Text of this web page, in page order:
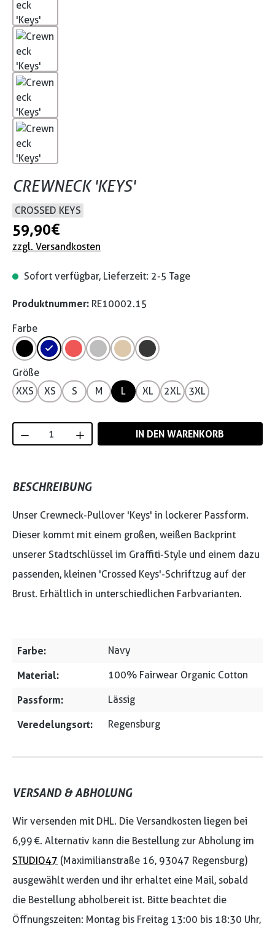
CREWNECK 'KEYS'
CROSSED KEYS
59,90 €
zzgl. Versandkosten
Sofort verfügbar, Lieferzeit: 2-5 Tage
Produktnummer: RE10002.15
Farbe
Größe
XXS
XS S M L XL 2XL 3XL
Produkt Anzahl: Gib den gewünschten
IN DEN WARENKORB
BESCHREIBUNG
Unser Crewneck-Pullover 'Keys' in lockerer Passform.
Dieser kommt mit einem großen, weißen Backprint
unserer Stadtschlüssel im Graffiti-Style und einem dazu
passenden, kleinen 'Crossed Keys'-Schriftzug auf der
Brust. Erhältlich in unterschiedlichen Farbvarianten.
Farbe: Navy
Material: 100% Fairwear Organic Cotton
Passform: Lässig
Veredelungsort: Regensburg
VERSAND & ABHOLUNG
Wir versenden mit DHL. Die Versandkosten liegen bei
6,99 €. Alternativ kann die Bestellung zur Abholung im
STUDIO47 (Maximilianstraße 16, 93047 Regensburg)
ausgewählt werden und ihr erhaltet eine Mail, sobald
die Bestellung abholbereit ist. Bitte beachtet die
Öffnungszeiten: Montag bis Freitag 13:00 bis 18:30 Uhr,